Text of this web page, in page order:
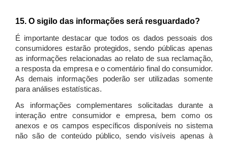
15. O sigilo das informações será resguardado?
É importante destacar que todos os dados pessoais dos
consumidores estarão protegidos, sendo públicas apenas
as informações relacionadas ao relato de sua reclamação,
a resposta da empresa e o comentário final do consumidor.
As demais informações poderão ser utilizadas somente
para análises estatísticas.
As informações complementares solicitadas durante a
interação entre consumidor e empresa, bem como os
anexos e os campos específicos disponíveis no sistema
não são de conteúdo público, sendo visíveis apenas à